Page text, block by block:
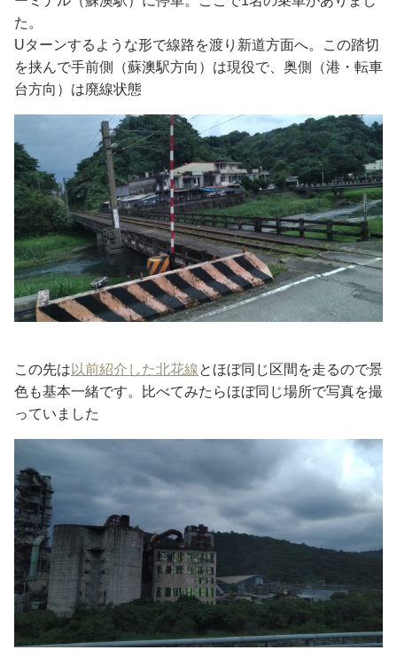
た。
Uターンするような形で線路を渡り新道方面へ。この踏切
を挟んで手前側（蘇澳駅方向）は現役で、奥側（港・転車
台方向）は廃線状態
この先は 以前紹介した北花線とほぼ同じ区間を走るので景
色も基本一緒です。比べてみたらほぼ同じ場所で写真を撮
っていました